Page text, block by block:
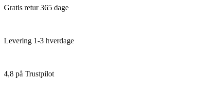
Crisis
Gratis retur 365 dage
Levering 1-3 hverdage
4,8 på Trustpilot